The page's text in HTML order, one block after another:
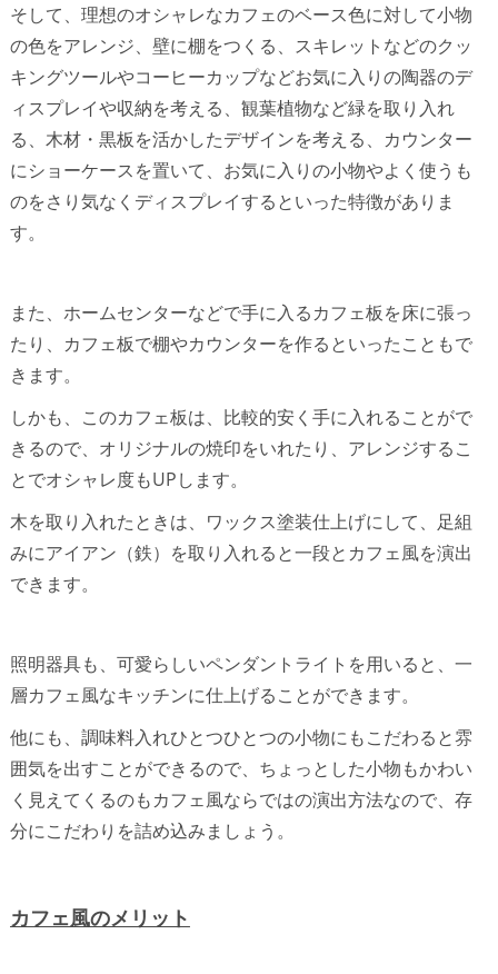
そして、理想のオシャレなカフェのベース色に対して小物
の色をアレンジ、壁に棚をつくる、スキレットなどのクッ
キングツールやコーヒーカップなどお気に入りの陶器のデ
ィスプレイや収納を考える、観葉植物など緑を取り入れ
る、木材・黒板を活かしたデザインを考える、カウンター
にショーケースを置いて、お気に入りの小物やよく使うも
のをさり気なくディスプレイするといった特徴がありま
す。
また、ホームセンターなどで手に入るカフェ板を床に張っ
たり、カフェ板で棚やカウンターを作るといったこともで
きます。
しかも、このカフェ板は、比較的安く手に入れることがで
きるので、オリジナルの焼印をいれたり、アレンジするこ
とでオシャレ度もUPします。
木を取り入れたときは、ワックス塗装仕上げにして、足組
みにアイアン（鉄）を取り入れると一段とカフェ風を演出
できます。
照明器具も、可愛らしいペンダントライトを用いると、一
層カフェ風なキッチンに仕上げることができます。
他にも、調味料入れひとつひとつの小物にもこだわると雰
囲気を出すことができるので、ちょっとした小物もかわい
く見えてくるのもカフェ風ならではの演出方法なので、存
分にこだわりを詰め込みましょう。
カフェ風のメリット